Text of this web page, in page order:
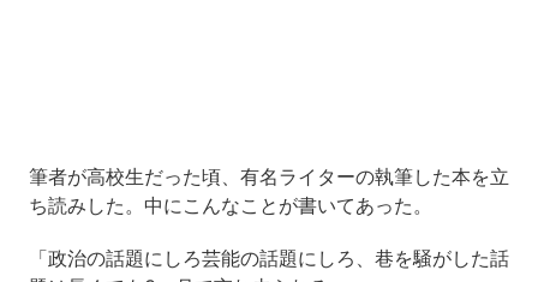
筆者が高校生だった頃、有名ライターの執筆した本を立
ち読みした。中にこんなことが書いてあった。
「政治の話題にしろ芸能の話題にしろ、巷を騒がした話